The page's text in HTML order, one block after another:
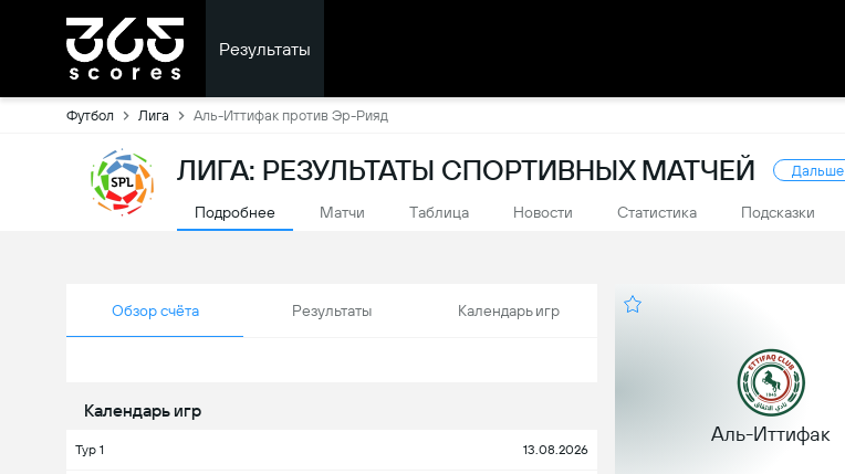
Результаты
Футбол Лига Аль-Иттифак против Эр-Рияд
ЛИГА: РЕЗУЛЬТАТЫ СПОРТИВНЫХ МАТЧЕЙ Дальше
Подробнее Матчи Tаблица Новости Статистика Подсказки
Обзор счёта Результаты Календарь игр
Календарь игр
Тур 1 13.08.2026
Аль-Иттифак